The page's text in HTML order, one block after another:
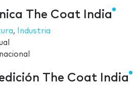
The Coat India
,
Industria
The Coat India